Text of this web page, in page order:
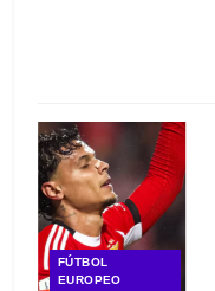
FÚTBOL
EUROPEO